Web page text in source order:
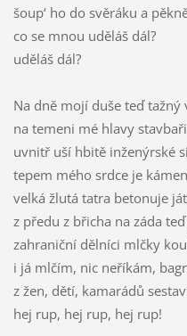
šoup‘ ho do svěráku a
co se mnou uděláš dál?
uděláš dál?
Na dně mojí duše teď tažný
na temeni mé hlavy
uvnitř uší hbitě inženýrské
tepem mého srdce je
velká žlutá tatra betonuje
z předu z břicha na záda
zahraniční dělníci mlčky
i já mlčím, nic neříkám,
z žen, dětí, kamarádů
hej rup, hej rup, hej rup!